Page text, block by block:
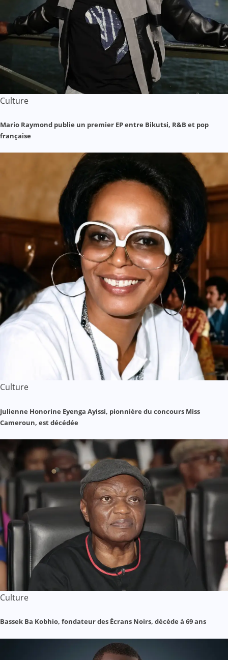
Culture
Mario Raymond publie un premier EP entre Bikutsi, R&B et pop
française
Culture
Julienne Honorine Eyenga Ayissi, pionnière du concours Miss
Cameroun, est décédée
Culture
Bassek Ba Kobhio, fondateur des Écrans Noirs, décède à 69 ans